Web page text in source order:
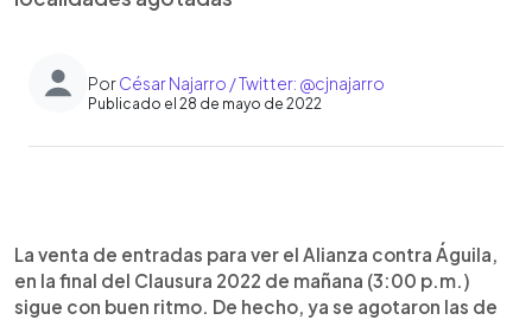
PorCésar Najarro / Twitter: @cjnajarro
Publicado el 28 de mayo de 2022
► Escuchar artículo
La venta de entradas para ver el Alianza contra Águila,
en la final del Clausura 2022 de mañana (3:00 p.m.)
sigue con buen ritmo. De hecho, ya se agotaron las de